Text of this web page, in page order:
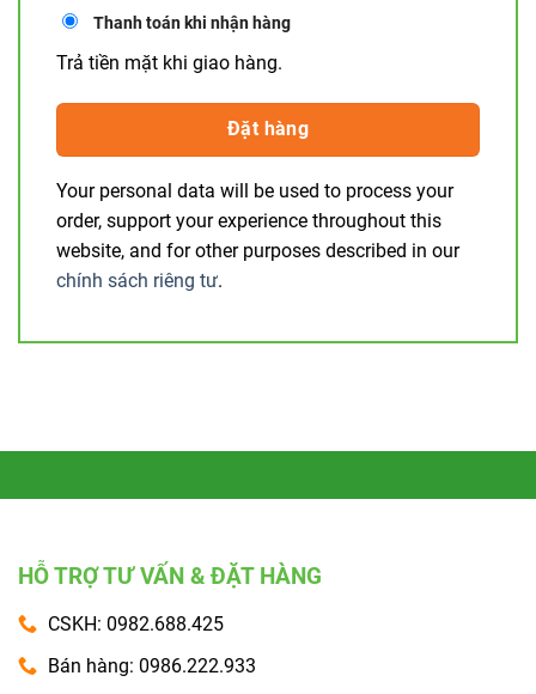
Thanh toán khi nhận hàng
Trả tiền mặt khi giao hàng.
Đặt hàng
Your personal data will be used to process your
order, support your experience throughout this
website, and for other purposes described in our
chính sách riêng tư.
HỖ TRỢ TƯ VẤN & ĐẶT HÀNG
CSKH: 0982.688.425
Bán hàng: 0986.222.933